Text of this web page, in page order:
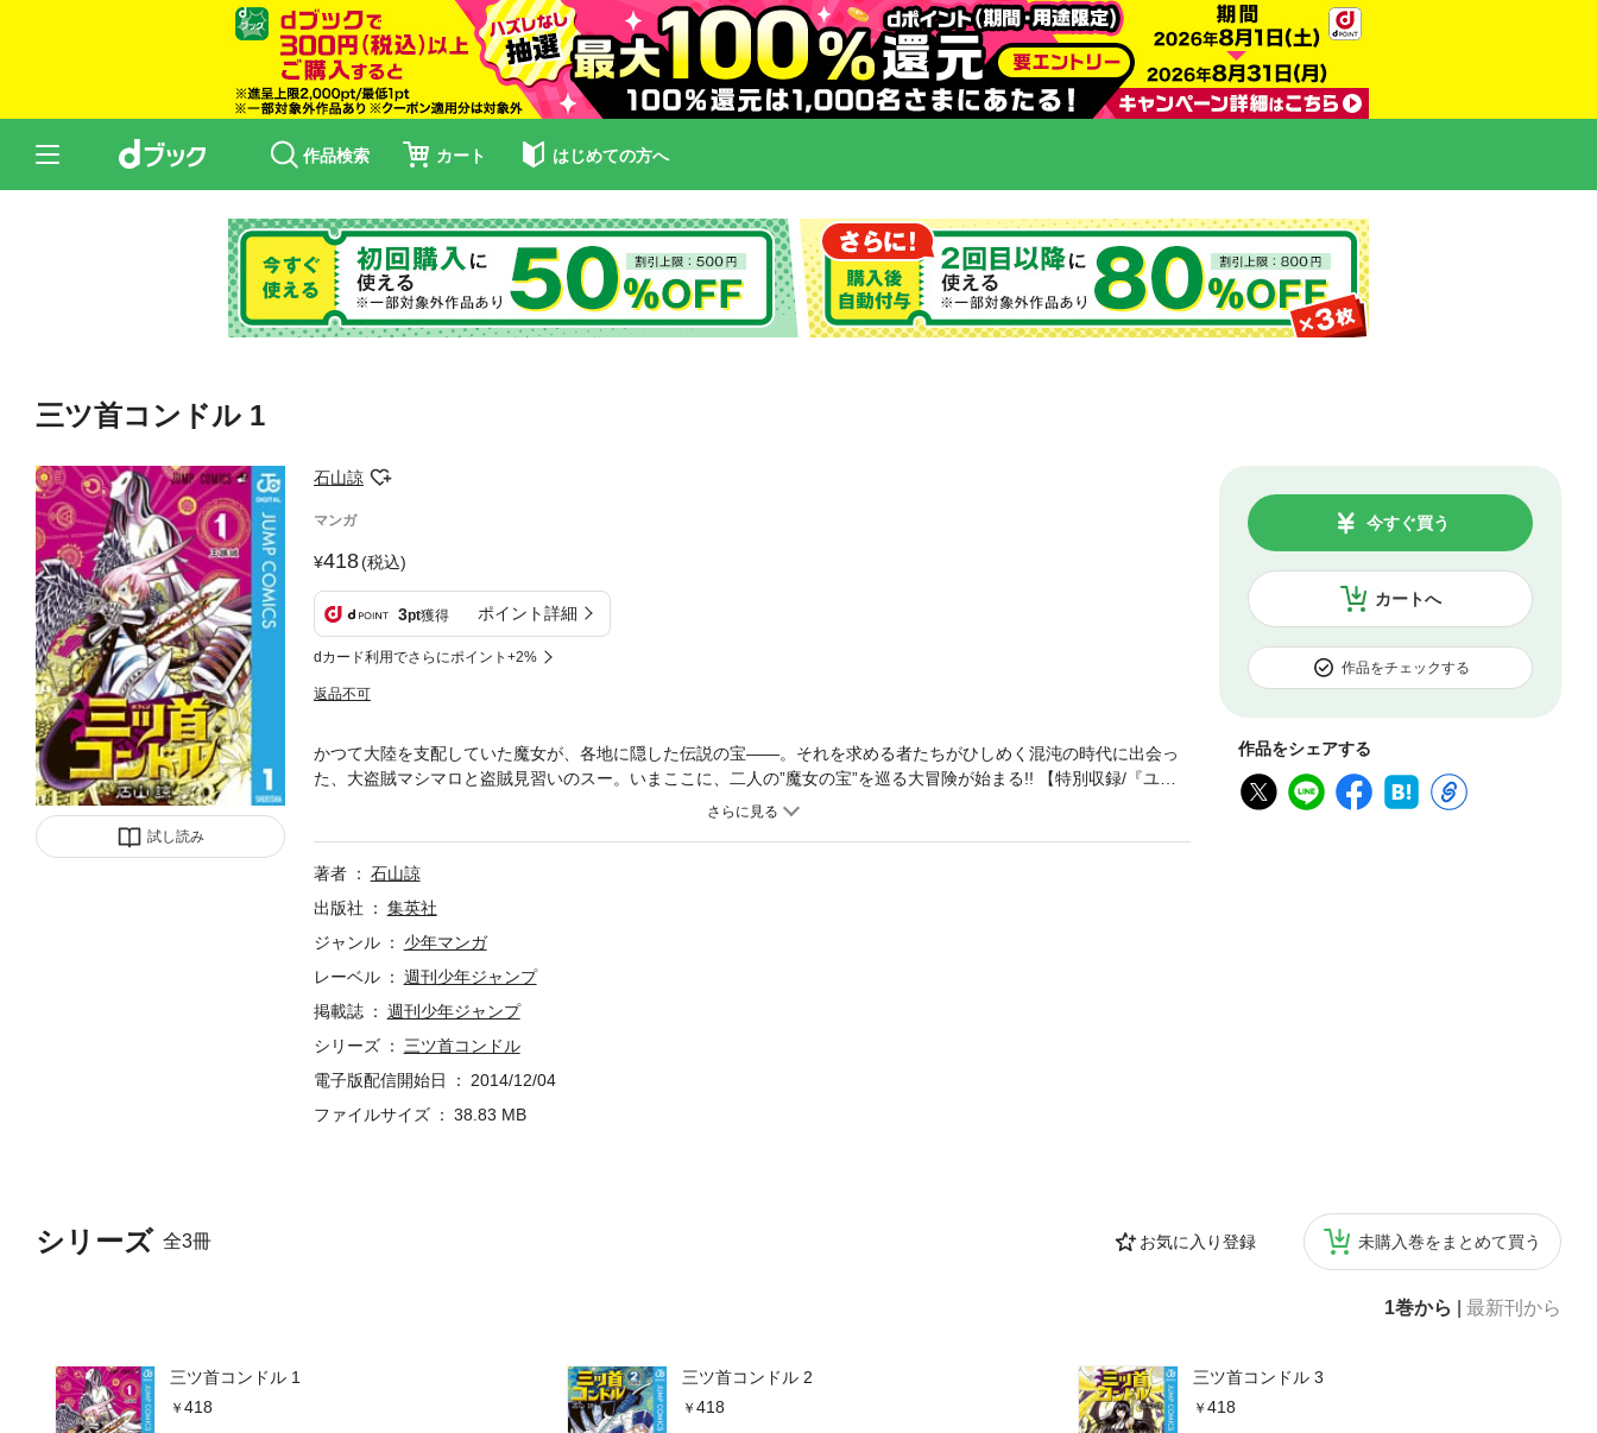
作品検索 カート はじめての方へ
三ツ首コンドル 1
試し読み
石山諒
マンガ
418(税込)
3pt獲得 ポイント詳細
dカード利用でさらにポイント+2%
返品不可
カートへ
今すぐ買う
作品をチェックする
作品をシェアする
シリーズ 全3冊 お気に入り登録 未購入巻をまとめて買う
1巻から 最新刊から
三ツ首コンドル 1
418
三ツ首コンドル 2
418
三ツ首コンドル 3
418
かつて大陸を支配していた魔女が、各地に隠した伝説の宝――。それを求める者たちがひしめく混沌の時代に出会っ
た、大盗賊マシマロと盗賊見習いのスー。いまここに、二人の”魔女の宝”を巡る大冒険が始まる!! 【特別収録/『ユミ
著者
石山諒
出版社
集英社
ジャンル
少年マンガ
レーベル
週刊少年ジャンプ
掲載誌
週刊少年ジャンプ
シリーズ
三ツ首コンドル
電子版配信開始日
2014/12/04
ファイルサイズ
38.83 MB